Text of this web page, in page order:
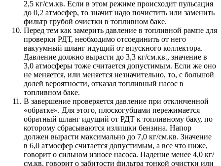
2,5 кг/см.кв. Если в этом режиме происходит пульсация
до 0,2 атмосфер, то значит надо почистить или заменить
фильтр грубой очистки в топливном баке.
Перед тем как замерить давление в топливной рампе для
проверки РДТ, необходимо отсоединить от него
вакуумный шланг идущий от впускного коллектора.
Давление должно вырасти до 3,3 кг/см.кв., значение в
3,0 атмосферы тоже считается допустимым. Если же оно
не меняется, или меняется незначительно, то, с большой
долей вероятности, отказал топливный насос в
топливном баке.
В завершение проверяется давление при отключенной
«обратке». Для этого, плоскогубцами пережимается
обратный шланг идущий от РДТ к топливному баку, по
которому сбрасываются излишки бензина. Напор
должен вырасти максимально до 7,0 кг/см.кв. Значение
в 6,0 атмосфер считается допустимым, а все что ниже,
говорит о сильном износе насоса. Падение менее 4,0 кг/
см.кв. говорит о забитости фильтра тонкой очистки или